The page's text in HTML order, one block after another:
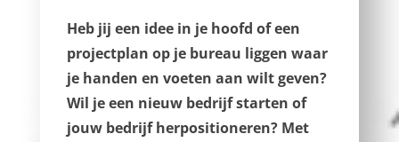
Heb jij een idee in je hoofd of een
projectplan op je bureau liggen waar
je handen en voeten aan wilt geven?
Wil je een nieuw bedrijf starten of
jouw bedrijf herpositioneren? Met